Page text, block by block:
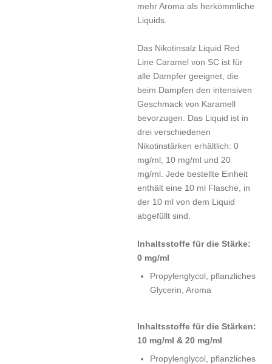
mehr Aroma als herkömmliche
Liquids.
Das Nikotinsalz Liquid Red
Line Caramel von SC ist für
alle Dampfer geeignet, die
beim Dampfen den intensiven
Geschmack von Karamell
bevorzugen. Das Liquid ist in
drei verschiedenen
Nikotinstärken erhältlich: 0
mg/ml, 10 mg/ml und 20
mg/ml. Jede bestellte Einheit
enthält eine 10 ml Flasche, in
der 10 ml von dem Liquid
abgefüllt sind.
Inhaltsstoffe für die Stärke:
0 mg/ml
Propylenglycol, pflanzliches
Glycerin, Aroma
Inhaltsstoffe für die Stärken:
10 mg/ml & 20 mg/ml
Propylenglycol, pflanzliches